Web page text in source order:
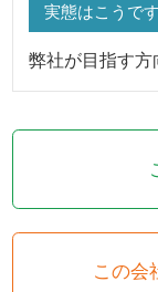
実態はこうです
弊社が目指す
この会